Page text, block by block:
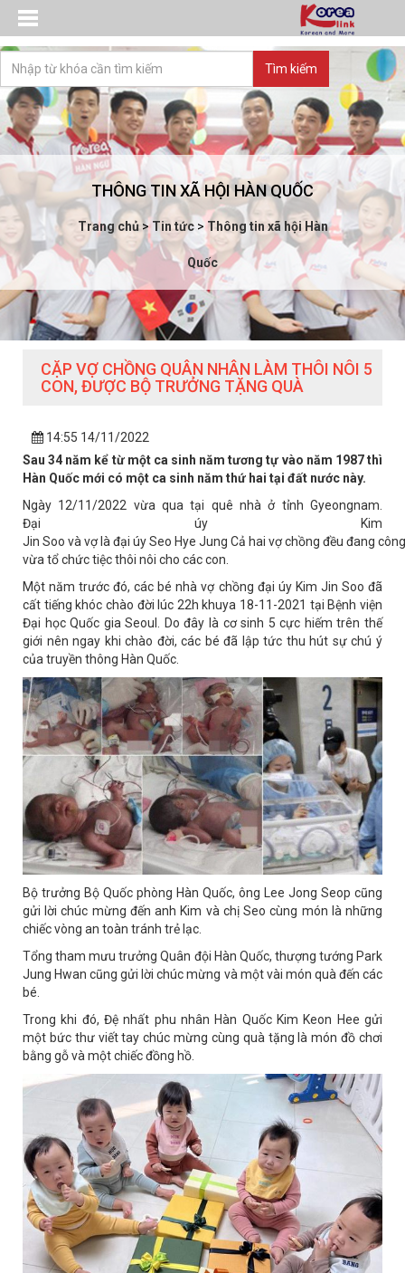
THÔNG TIN XÃ HỘI HÀN QUỐC
Trang chủ>Tin tức> Thông tin xã hội Hàn
Quốc
CẶP VỢ CHỒNG QUÂN NHÂN LÀM THÔI NÔI 5
CON, ĐƯỢC BỘ TRƯỞNG TẶNG QUÀ
14:55 14/11/2022
Sau 34 năm kể từ một ca sinh năm tương tự vào năm 1987 thì
Hàn Quốc mới có một ca sinh năm thứ hai tại đất nước này.
Ngày 12/11/2022 vừa qua tại quê nhà ở tỉnh Gyeongnam.
Đại úy Kim
Jin Soo và vợ là đại úy Seo Hye Jung Cả hai vợ chồng đều đang
vừa tổ chức tiệc thôi nôi cho các con.
Một năm trước đó, các bé nhà vợ chồng đại úy Kim Jin Soo đã
cất tiếng khóc chào đời lúc 22h khuya 18-11-2021 tại Bệnh viện
Đại học Quốc gia Seoul. Do đây là cơ sinh 5 cực hiếm trên thế
giới nên ngay khi chào đời, các bé đã lập tức thu hút sự chú ý
của truyền thông Hàn Quốc.
Bộ trưởng Bộ Quốc phòng Hàn Quốc, ông Lee Jong Seop cũng
gửi lời chúc mừng đến anh Kim và chị Seo cùng món là những
chiếc vòng an toàn tránh trẻ lạc.
Tổng tham mưu trưởng Quân đội Hàn Quốc, thượng tướng Park
Jung Hwan cũng gửi lời chúc mừng và một vài món quà đến các
bé.
Trong khi đó, Đệ nhất phu nhân Hàn Quốc Kim Keon Hee gửi
một bức thư viết tay chúc mừng cùng quà tặng là món đồ chơi
bằng gỗ và một chiếc đồng hồ.